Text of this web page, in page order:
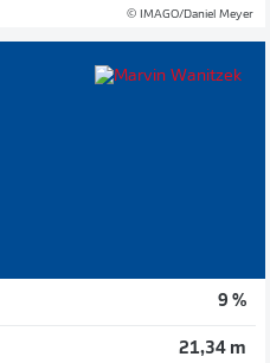
© IMAGO/Daniel Meyer
9 %
21,34 m